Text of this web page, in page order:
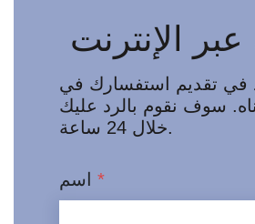
الإنترنت
في تقديم استفسارك في
سوف نقوم بالرد عليك
خلال 24 ساعة.
*